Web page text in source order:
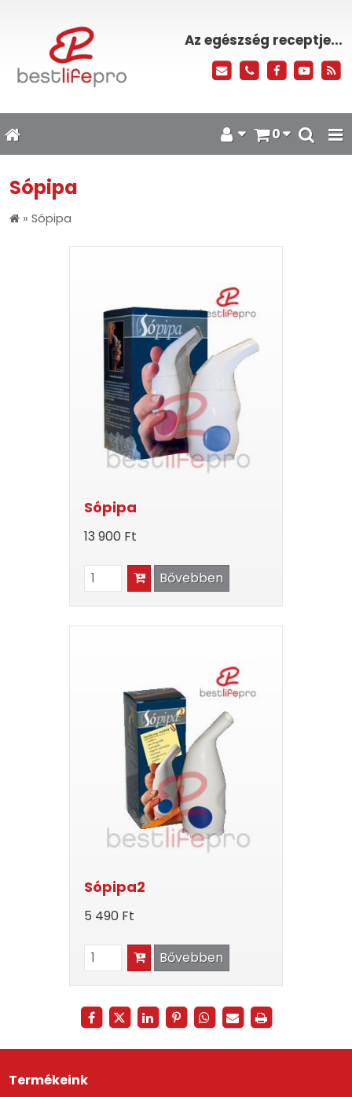
Az egészség receptje...
0
Sópipa
» Sópipa
Sópipa
13 900 Ft
Bővebben
Sópipa2
5 490 Ft
Bővebben
Termékeink